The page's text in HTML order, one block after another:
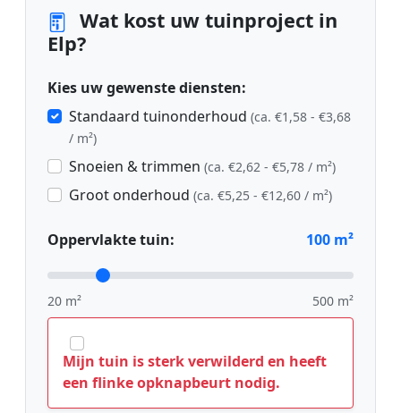
Wat kost uw tuinproject in
Elp?
Kies uw gewenste diensten:
Standaard tuinonderhoud (ca. €1,58 - €3,68
/ m²)
Snoeien & trimmen (ca. €2,62 - €5,78 / m²)
Groot onderhoud (ca. €5,25 - €12,60 / m²)
Oppervlakte tuin: 100 m²
20 m² 500 m²
Mijn tuin is sterk verwilderd en heeft
een flinke opknapbeurt nodig.